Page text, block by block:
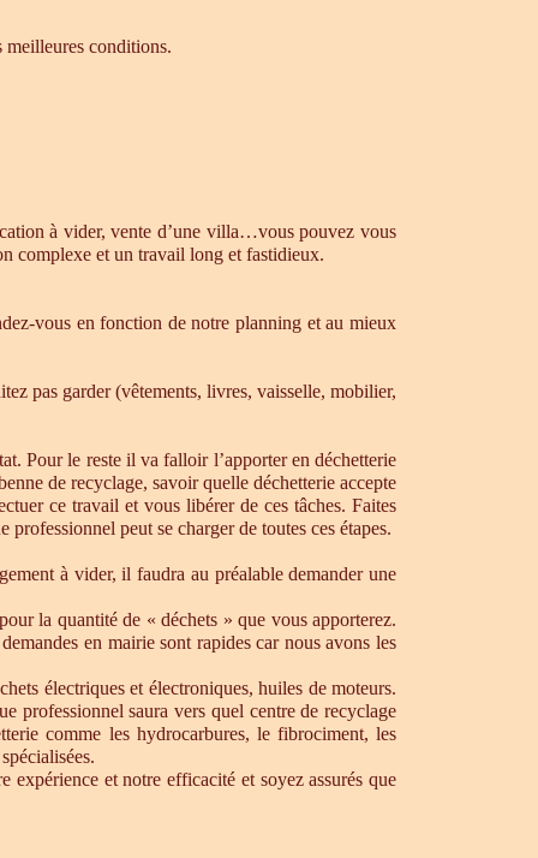
meilleures conditions.
à vider, vente d’une villa…vous pouvez vous
complexe et un travail long et fastidieux.
vous en fonction de notre planning et au mieux
pas garder (vêtements, livres, vaisselle, mobilier,
Pour le reste il va falloir l’apporter en déchetterie
de recyclage, savoir quelle déchetterie accepte
ce travail et vous libérer de ces tâches. Faites
peut se charger de toutes ces étapes.
à vider, il faudra au préalable demander une
la quantité de « déchets » que vous apporterez.
en mairie sont rapides car nous avons les
électriques et électroniques, huiles de moteurs.
professionnel saura vers quel centre de recyclage
comme les hydrocarbures, le fibrociment, les
expérience et notre efficacité et soyez assurés que